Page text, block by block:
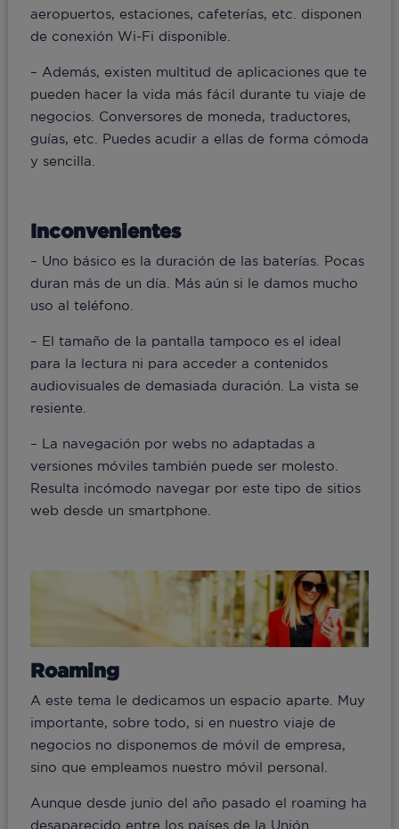
aeropuertos, estaciones, cafeterías, etc. disponen
de conexión Wi-Fi disponible.
– Además, existen multitud de aplicaciones que te
pueden hacer la vida más fácil durante tu viaje de
negocios. Conversores de moneda, traductores,
guías, etc. Puedes acudir a ellas de forma cómoda
y sencilla.
Inconvenientes
– Uno básico es la duración de las baterías. Pocas
duran más de un día. Más aún si le damos mucho
uso al teléfono.
– El tamaño de la pantalla tampoco es el ideal
para la lectura ni para acceder a contenidos
audiovisuales de demasiada duración. La vista se
resiente.
– La navegación por webs no adaptadas a
versiones móviles también puede ser molesto.
Resulta incómodo navegar por este tipo de sitios
web desde un smartphone.
Roaming
A este tema le dedicamos un espacio aparte. Muy
importante, sobre todo, si en nuestro viaje de
negocios no disponemos de móvil de empresa,
sino que empleamos nuestro móvil personal.
Aunque desde junio del año pasado el roaming ha
desaparecido entre los países de la Unión